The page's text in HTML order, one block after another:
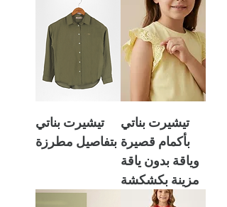
تيشيرت بناتي
بأكمام قصيرة
وياقة بدون ياقة
مزينة بكشكشة
تيشيرت بناتي
بتفاصيل مطرزة